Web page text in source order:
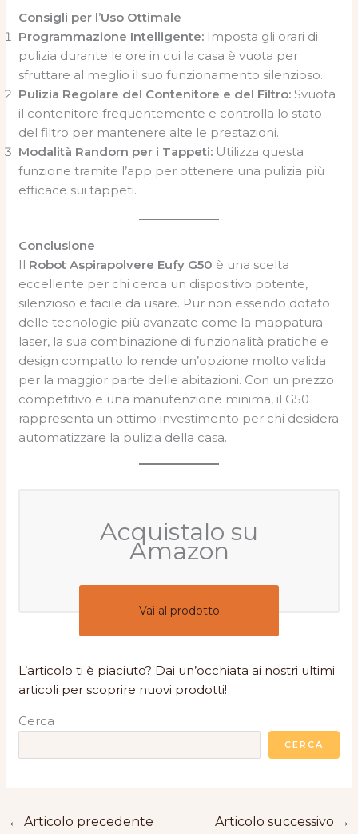
Consigli per l’Uso Ottimale
Programmazione Intelligente: Imposta gli orari di
pulizia durante le ore in cui la casa è vuota per
sfruttare al meglio il suo funzionamento silenzioso.
Pulizia Regolare del Contenitore e del Filtro: Svuota
il contenitore frequentemente e controlla lo stato
del filtro per mantenere alte le prestazioni.
Modalità Random per i Tappeti: Utilizza questa
funzione tramite l’app per ottenere una pulizia più
efficace sui tappeti.
Conclusione
Il Robot Aspirapolvere Eufy G50 è una scelta
eccellente per chi cerca un dispositivo potente,
silenzioso e facile da usare. Pur non essendo dotato
delle tecnologie più avanzate come la mappatura
laser, la sua combinazione di funzionalità pratiche e
design compatto lo rende un’opzione molto valida
per la maggior parte delle abitazioni. Con un prezzo
competitivo e una manutenzione minima, il G50
rappresenta un ottimo investimento per chi desidera
automatizzare la pulizia della casa.
Acquistalo su
Amazon
Vai al prodotto
L’articolo ti è piaciuto? Dai un’occhiata ai nostri ultimi
articoli per scoprire nuovi prodotti!
Cerca
CERCA
← Articolo precedente Articolo successivo →